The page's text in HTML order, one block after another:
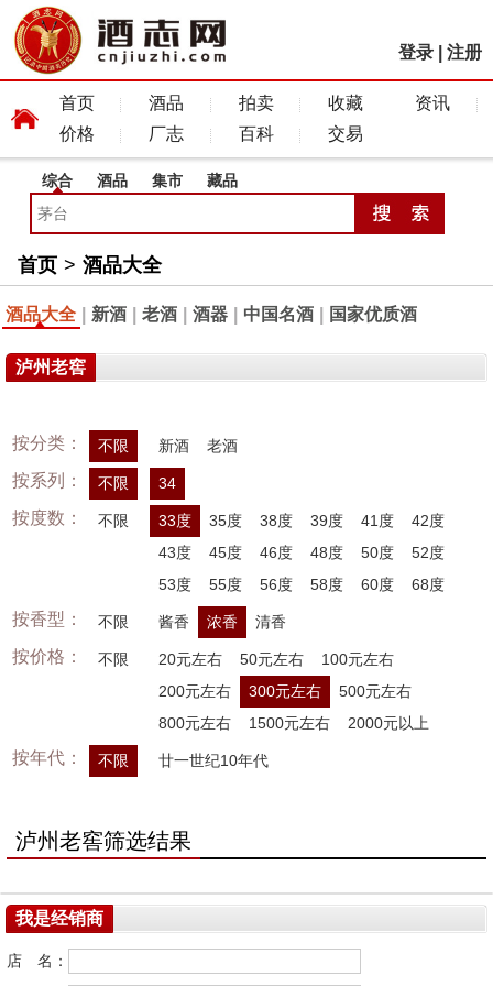
登录 注册
首页 酒品 拍卖 收藏
资讯
价格
厂志 百科 交易
综合 酒品 集市 藏品
首页 > 酒品大全
酒品大全 新酒 老酒 酒器 中国名酒 国家优质酒
泸州老窖
按分类： 不限 新酒 老酒
按系列： 不限 34
按度数： 不限 33度 35度 38度 39度 41度
42度
43度
45度 46度 48度 50度
52度
53度
55度 56度 58度 60度 68度
按香型： 不限 酱香 浓香 清香
按价格： 不限 20元左右 50元左右
100元左右
200元左右
300元左右
500元左右
800元左右
1500元左右 2000元以上
按年代： 不限 廿一世纪10年代
泸州老窖筛选结果
我是经销商
店 名：